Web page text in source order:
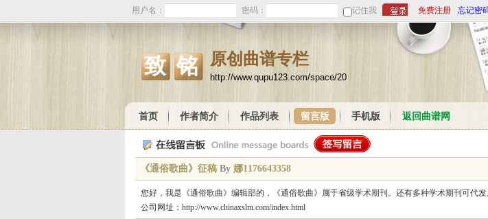
用户名： 密码： 记住我 免费注册 忘记密
致铭 原创曲谱专栏
http://www.qupu123.com/space/20
首页 作者简介 作品列表 留言版 手机版 返回曲谱网
《通俗歌曲》征稿 By 娜1176643358
您好，我是《通俗歌曲》编辑部的，《通俗歌曲》属于省级学术期刊。还有多种学术期刊可代
公司网址：http://www.chinaxslm.com/index.html